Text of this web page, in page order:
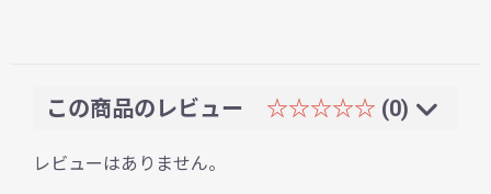
この商品のレビュー ☆☆☆☆☆ (0)
レビューはありません。